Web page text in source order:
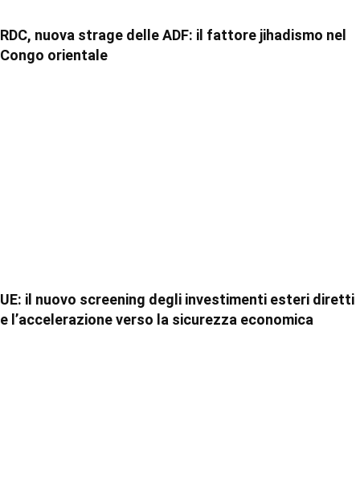
RDC, nuova strage delle ADF: il fattore jihadismo nel
Congo orientale
UE: il nuovo screening degli investimenti esteri diretti
e l’accelerazione verso la sicurezza economica